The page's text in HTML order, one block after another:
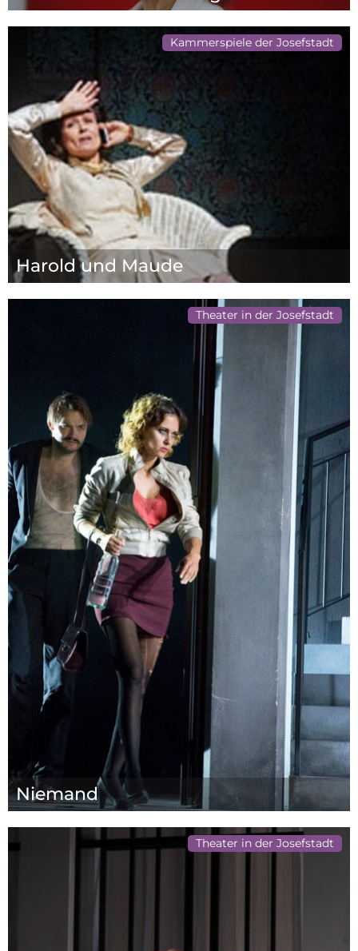
Kammerspiele der Josefstadt
Harold und Maude
Theater in der Josefstadt
Niemand
Theater in der Josefstadt